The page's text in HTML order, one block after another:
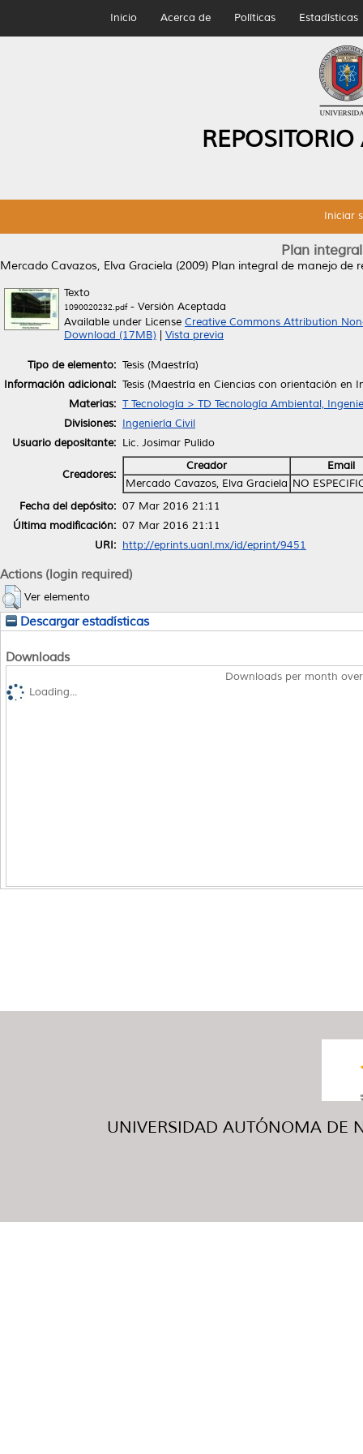
Inicio Acerca de Políticas Estadísticas
Iniciar
Plan
Mercado Cavazos, Elva Graciela (2009) Plan integral de manejo de
Texto
1090020232.pdf- Versión Aceptada
Available under License Creative Commons Attribution
Download (17MB)
Vista previa
Tipo de elemento: Tesis (Maestría)
Información adicional: Tesis (Maestría en Ciencias con orientación en
Materias: T Tecnología > TD Tecnología Ambiental,
Divisiones: Ingeniería Civil
Usuario depositante: Lic. Josimar Pulido
Creadores:
Creador
Email
Mercado Cavazos, Elva Graciela NO
Fecha del depósito: 07 Mar 2016 21:11
Última modificación: 07 Mar 2016 21:11
URI: http://eprints.uanl.mx/id/eprint/9451
Actions (login required)
Ver elemento
Descargar estadísticas
Downloads
Downloads per month
Loading...
UNIVERSIDAD AUTÓNOMA DE